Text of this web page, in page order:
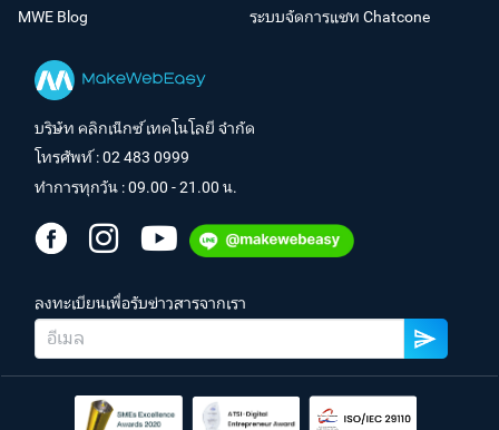
MWE Blog
ระบบจัดการแชท Chatcone
บริษัท คลิกเน็กซ์ เทคโนโลยี จำกัด
โทรศัพท์ :02 483 0999
ทำการทุกวัน : 09.00 - 21.00 น.
ลงทะเบียนเพื่อรับข่าวสารจากเรา